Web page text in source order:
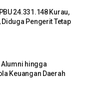
24.331.148 Kurau,
Diduga Pengerit Tetap
Alumni hingga
Keuangan Daerah